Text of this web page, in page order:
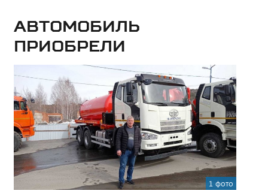
Автомобиль
приобрели
1 фото